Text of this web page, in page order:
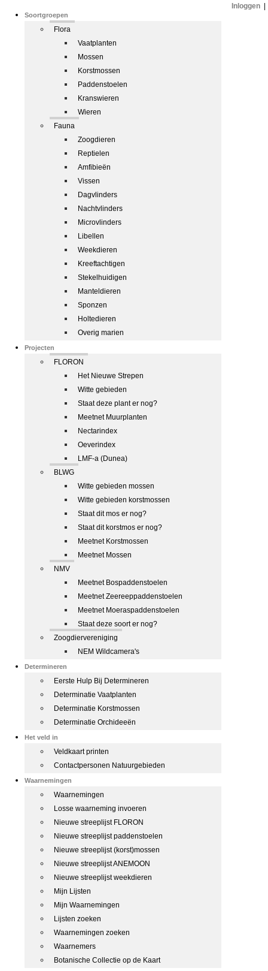
Soortgroepen
Flora
Vaatplanten
Mossen
Korstmossen
Paddenstoelen
Kranswieren
Wieren
Fauna
Zoogdieren
Reptielen
Amfibieën
Vissen
Dagvlinders
Nachtvlinders
Microvlinders
Libellen
Weekdieren
Kreeftachtigen
Stekelhuidigen
Manteldieren
Sponzen
Holtedieren
Overig marien
Projecten
FLORON
Het Nieuwe Strepen
Witte gebieden
Staat deze plant er nog?
Meetnet Muurplanten
Nectarindex
Oeverindex
LMF-a (Dunea)
BLWG
Witte gebieden mossen
Witte gebieden korstmossen
Staat dit mos er nog?
Staat dit korstmos er nog?
Meetnet Korstmossen
Meetnet Mossen
NMV
Meetnet Bospaddenstoelen
Meetnet Zeereeppaddenstoelen
Meetnet Moeraspaddenstoelen
Staat deze soort er nog?
Zoogdiervereniging
NEM Wildcamera's
Determineren
Eerste Hulp Bij Determineren
Determinatie Vaatplanten
Determinatie Korstmossen
Determinatie Orchideeën
Het veld in
Veldkaart printen
Contactpersonen Natuurgebieden
Waarnemingen
Waarnemingen
Losse waarneming invoeren
Nieuwe streeplijst FLORON
Nieuwe streeplijst paddenstoelen
Nieuwe streeplijst (korst)mossen
Nieuwe streeplijst ANEMOON
Nieuwe streeplijst weekdieren
Mijn Lijsten
Mijn Waarnemingen
Lijsten zoeken
Waarnemingen zoeken
Waarnemers
Botanische Collectie op de Kaart
Inloggen